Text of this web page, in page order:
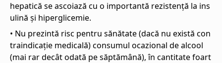
hepatică se ascoiază cu o importantă rezistență la ins
ulină și hiperglicemie.
• Nu prezintă risc pentru sănătate (dacă nu există con
traindicație medicală) consumul ocazional de alcool
(mai rar decât odată pe săptămână), în cantitate foart